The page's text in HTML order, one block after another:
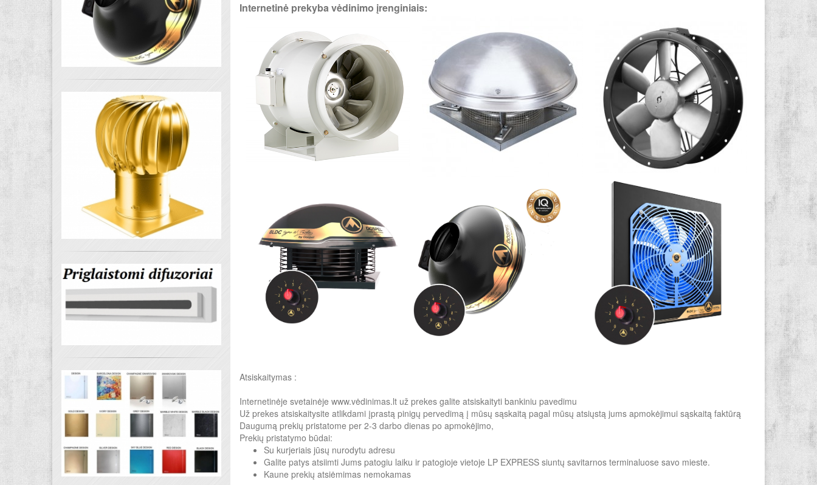
Internetinė prekyba vėdinimo įrenginiais:
Atsiskaitymas :
Internetinėje svetainėje www.vėdinimas.lt už prekes galite atsiskaityti bankiniu pavedimu
Už prekes atsiskaitysite atlikdami įprastą pinigų pervedimą į mūsų sąskaitą pagal mūsų atsiųstą jums apmokėjimui sąskaitą faktūrą
Daugumą prekių pristatome per 2-3 darbo dienas po apmokėjimo,
Prekių pristatymo būdai:
Su kurjeriais jūsų nurodytu adresu
Galite patys atsiimti Jums patogiu laiku ir patogioje vietoje LP EXPRESS siuntų savitarnos terminaluose savo mieste.
Kaune prekių atsiėmimas nemokamas